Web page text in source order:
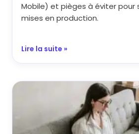
Mobile) et pièges à éviter pour
mises en production.
Lire la suite »